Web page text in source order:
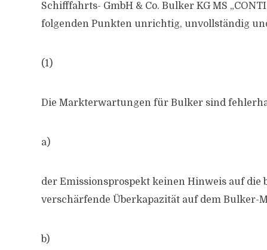
Schifffahrts- GmbH & Co. Bulker KG MS
folgenden Punkten unrichtig, unvollständig
(1)
Die Markterwartungen für Bulker sind
a)
der Emissionsprospekt keinen Hinweis auf
verschärfende Überkapazität auf dem Bulker-
b)